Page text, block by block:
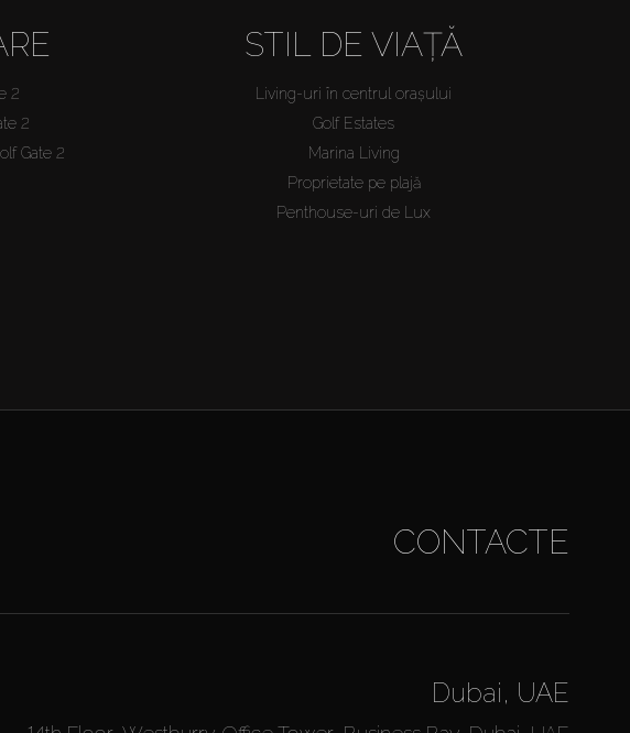
2
2
Gate 2
STIL DE VIAȚĂ
Living-uri în centrul orașului
Golf Estates
Marina Living
Proprietate pe plajă
Penthouse-uri de Lux
CONTACTE
Dubai, UAE